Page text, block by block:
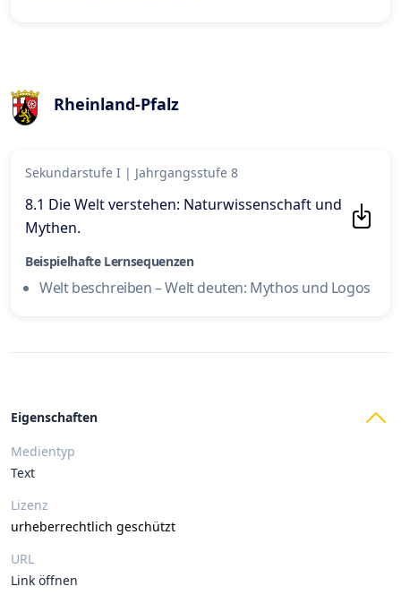
Rheinland-Pfalz
Sekundarstufe I | Jahrgangsstufe 8
8.1 Die Welt verstehen: Naturwissenschaft und
Mythen.
Beispielhafte Lernsequenzen
Welt beschreiben – Welt deuten: Mythos und Logos
Eigenschaften
Medientyp
Text
Lizenz
urheberrechtlich geschützt
URL
Link öffnen